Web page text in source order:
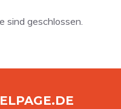
sind geschlossen.